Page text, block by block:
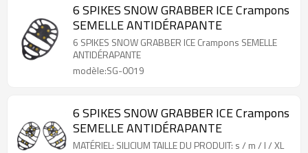
6 SPIKES SNOW GRABBER ICE Crampons
SEMELLE ANTIDÉRAPANTE
6 SPIKES SNOW GRABBER ICE Crampons SEMELLE
ANTIDÉRAPANTE
modèle:SG-0019
6 SPIKES SNOW GRABBER ICE Crampons
SEMELLE ANTIDÉRAPANTE
MATÉRIEL: SILICIUM TAILLE DU PRODUIT: s / m / l / XL